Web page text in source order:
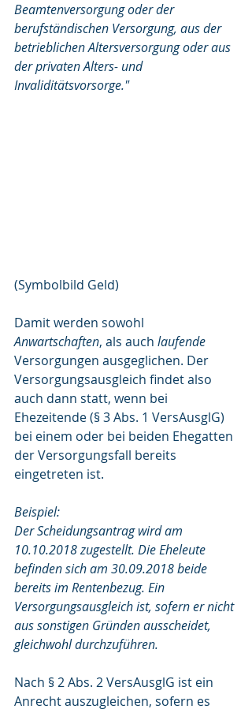
Beamtenversorgung oder der
berufständischen Versorgung, aus der
betrieblichen Altersversorgung oder aus
der privaten Alters- und
Invaliditätsvorsorge."
(Symbolbild Geld)
Damit werden sowohl
Anwartschaften, als auch laufende
Versorgungen ausgeglichen. Der
Versorgungsausgleich findet also
auch dann statt, wenn bei
Ehezeitende (§ 3 Abs. 1 VersAusglG)
bei einem oder bei beiden Ehegatten
der Versorgungsfall bereits
eingetreten ist.
Beispiel:
Der Scheidungsantrag wird am
10.10.2018 zugestellt. Die Eheleute
befinden sich am 30.09.2018 beide
bereits im Rentenbezug. Ein
Versorgungsausgleich ist, sofern er nicht
aus sonstigen Gründen ausscheidet,
gleichwohl durchzuführen.
Nach § 2 Abs. 2 VersAusglG ist ein
Anrecht auszugleichen, sofern es